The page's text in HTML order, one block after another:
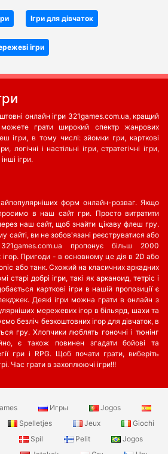
Ігри для дівчаток
ігри
онлайн ігри 321games.com.ua, кращий
грати широкий спектр жанрових
ігри, в тому числі: зйомки гри, карткові
логічні і настільні ігри, стратегічні ігри,
ігри.
форм онлайн-розваг. Якщо
в наш сайт гри. Просто витратити
наш сайт, щоб знайти цікаву флеш гру.
сайті, ви не зобов'язані реєструватися або
пропонує більш 2000
ігор. Пригоди - в основному це дія в 2D або
або танк. Схожий на класичних аркадних
старі добрі ігри, такі як арканоид, тетріс і
карткові ігри в нашій пропозиції є
Деякі ігри можна грати в онлайн з
мережевих ігор в більярд, шахи та
безліч безкоштовних ігор для дівчаток, в
гру. Хлопчики люблять гоночні і тюнінг
є також повинен згадати бойові та
гри і RPG. Щоб почати грати, виберіть
Час грати в захоплюючі ігри!!!
Игры
Jogos
Spelletjes Jeux
Giochi
Spil Pelit
Jogos